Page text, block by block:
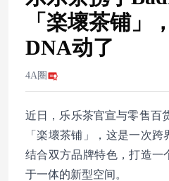
「楽壞茶铺」
DNA动了
4A圈
近日，乐乐茶官宣与零售百
「楽壞茶铺」，这是一次
结合双方品牌特色，打造一
于一体的新型空间。